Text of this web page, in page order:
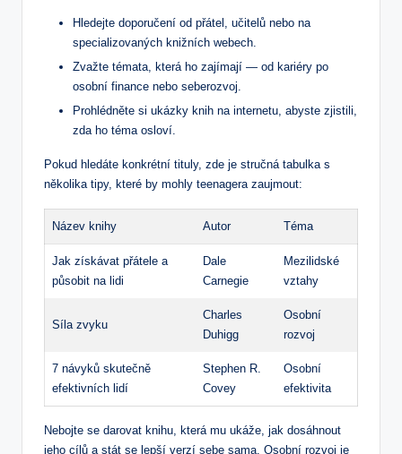
Hledejte doporučení od přátel, učitelů nebo na
specializovaných knižních webech.
Zvažte témata, která ho zajímají — od kariéry po
osobní finance nebo seberozvoj.
Prohlédněte si ukázky knih na internetu, abyste zjistili,
zda ho téma osloví.
Pokud hledáte konkrétní tituly, zde je stručná tabulka s
několika tipy, které by mohly teenagera zaujmout:
Název knihy Autor Téma
Jak získávat přátele a
působit na lidi
Dale
Carnegie
Mezilidské
vztahy
Síla zvyku
Charles
Duhigg
Osobní
rozvoj
7 návyků skutečně
efektivních lidí
Stephen R.
Covey
Osobní
efektivita
Nebojte se darovat knihu, která mu ukáže, jak dosáhnout
jeho cílů a stát se lepší verzí sebe sama. Osobní rozvoj je